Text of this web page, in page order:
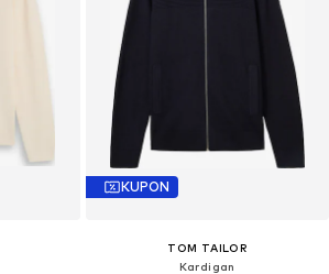
KUPON
TOM TAILOR
Kardigan